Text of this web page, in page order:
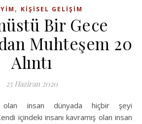
, KIŞISEL GELIŞIM
Bir Gece
Muhteşem 20
Alıntı
25 Haziran 2020
içindeki insanı kavramış olan insan